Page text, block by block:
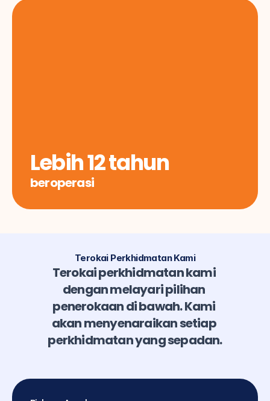
Lebih 12 tahun
beroperasi
Terokai Perkhidmatan Kami
Terokai perkhidmatan kami
dengan melayari pilihan
penerokaan di bawah. Kami
akan menyenaraikan setiap
perkhidmatan yang sepadan.